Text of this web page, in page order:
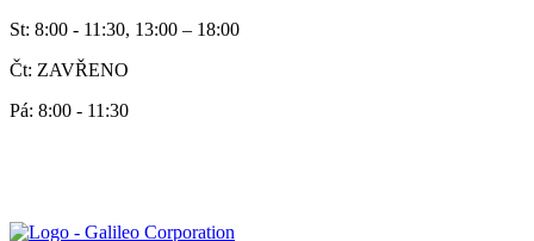
St: 8:00 - 11:30, 13:00 – 18:00
Čt: ZAVŘENO
Pá: 8:00 - 11:30